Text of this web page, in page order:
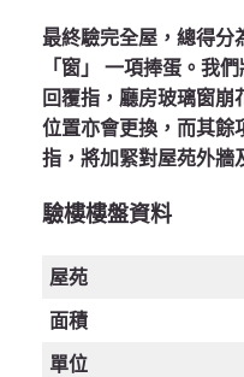
最終驗完全屋，總得分
「窗」 一項捧蛋。我
回覆指，廳房玻璃窗崩
位置亦會更換，而其餘
指，將加緊對屋苑外牆
驗樓樓盤資料
屋苑
面積
單位